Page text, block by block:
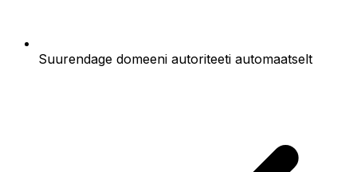
Suurendage domeeni autoriteeti automaatselt